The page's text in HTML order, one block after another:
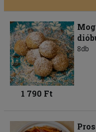
8db
1 790 Ft